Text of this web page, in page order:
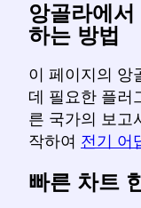
앙골라에
하는 방법
이 페이지의 앙
데 필요한 플러
른 국가의 보고
작하여 전기 어
빠른 차트